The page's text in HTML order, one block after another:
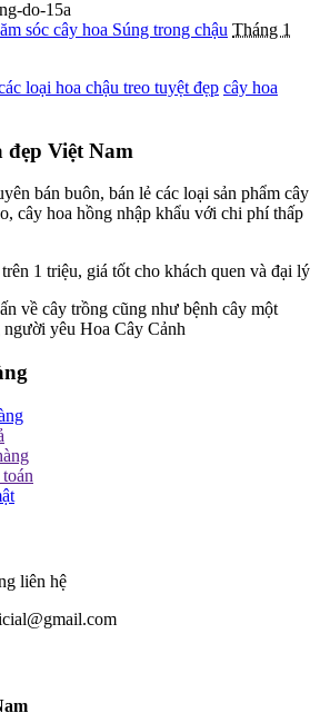
sóc cây hoa Súng trong chậu Tháng 1
loại hoa chậu treo tuyệt đẹp cây hoa
Việt Nam
bán buôn, bán lẻ các loại sản phẩm cây
cây hoa hồng nhập khẩu với chi phí thấp
1 triệu, giá tốt cho khách quen và đại lý
về cây trồng cũng như bệnh cây một
yêu Hoa Cây Cảnh
liên hệ